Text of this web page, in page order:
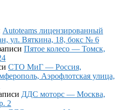
Autoteams лицензированный
ул. Вяткина, 18, бокс № 6
Пятое колесо — Томск,
СТО МиГ — Россия,
Аэрофлотская улица,
ДДС моторс — Москва,
2